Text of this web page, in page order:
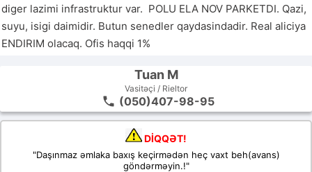
diger lazimi infrastruktur var.  POLU ELA NOV PARKETDI. Qazi,
suyu, isigi daimidir. Butun senedler qaydasindadir. Real aliciya
ENDIRIM olacaq. Ofis haqqi 1%
Tuan M
Vasitəçi / Rieltor
(050)407-98-95
DİQQƏT!
"Daşınmaz əmlaka baxış keçirmədən heç vaxt beh(avans)
göndərməyin.!"